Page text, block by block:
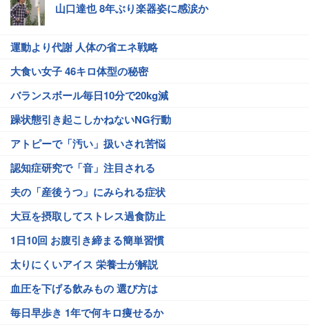
山口達也 8年ぶり楽器姿に感涙か
運動より代謝 人体の省エネ戦略
大食い女子 46キロ体型の秘密
バランスボール毎日10分で20kg減
躁状態引き起こしかねないNG行動
アトピーで「汚い」扱いされ苦悩
認知症研究で「音」注目される
夫の「産後うつ」にみられる症状
大豆を摂取してストレス過食防止
1日10回 お腹引き締まる簡単習慣
太りにくいアイス 栄養士が解説
血圧を下げる飲みもの 選び方は
毎日早歩き 1年で何キロ痩せるか